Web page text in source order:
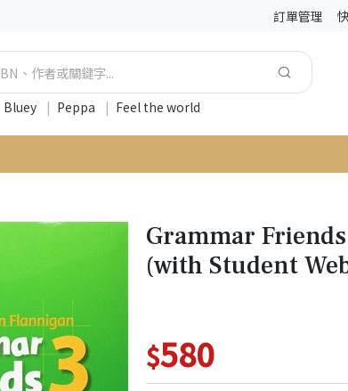
訂單管理
Bluey | Peppa | Feel the world
Grammar
(with Student
$580